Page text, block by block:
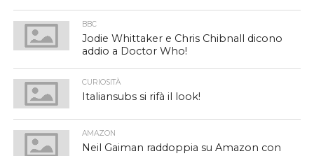
BBC
Jodie Whittaker e Chris Chibnall dicono
addio a Doctor Who!
CURIOSITÀ
Italiansubs si rifà il look!
AMAZON
Neil Gaiman raddoppia su Amazon con